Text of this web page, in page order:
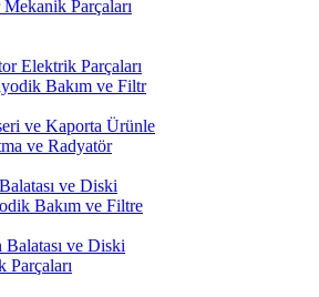
Parçaları
Elektrik Parçaları
Bakım ve Filtr
ve Kaporta Ürünle
ve Radyatör
ve Diski
Bakım ve Filtre
ve Diski